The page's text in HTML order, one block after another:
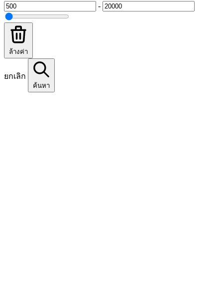
-
ล้างค่า
ยกเลิก
ค้นหา